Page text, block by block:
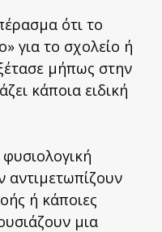
ότι το
για το σχολείο ή
μήπως στην
κάποια ειδική
αντιμετωπίζουν
ή κάποιες
μια